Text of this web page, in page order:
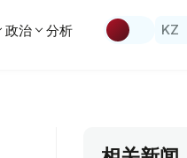
政治 分析 KZ